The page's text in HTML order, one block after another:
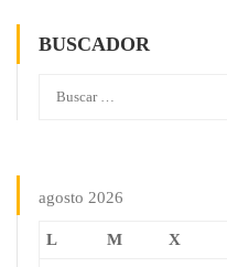
BUSCADOR
agosto 2026
L M X